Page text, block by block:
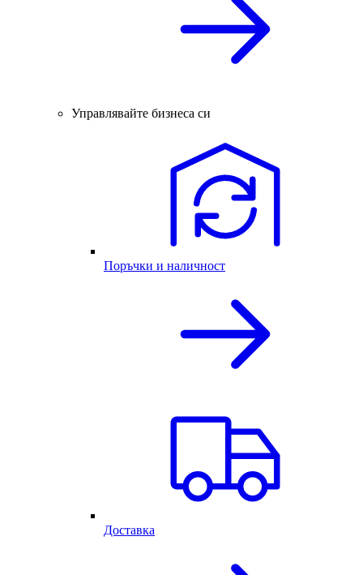
Управлявайте бизнеса си
Поръчки и наличност
Доставка